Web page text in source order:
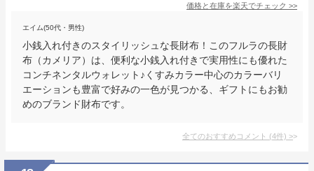
価格と在庫を楽天でチェック >>
エイム(50代・男性)
小銭入れ付きのスタイリッシュな長財布！このフルラの長財
布（カメリア）は、便利な小銭入れ付きで実用性にも優れた
コンチネンタルウォレット♪くすみカラー中心のカラーバリ
エーションも豊富で好みの一色が見つかる、ギフトにもお勧
めのブランド財布です。
全てのおすすめコメント (4件) >